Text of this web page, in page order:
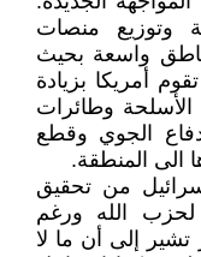
وتوزيع منصات
واسعة بحيث
أمريكا بزيادة
الأسلحة وطائرات
الجوي وقطع
الى المنطقة.
من تحقيق
لحزب الله ورغم
إلى أن ما لا